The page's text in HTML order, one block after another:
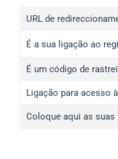
URL de
É a sua ligação ao
É um código de
Ligação para acesso
Coloque aqui as suas